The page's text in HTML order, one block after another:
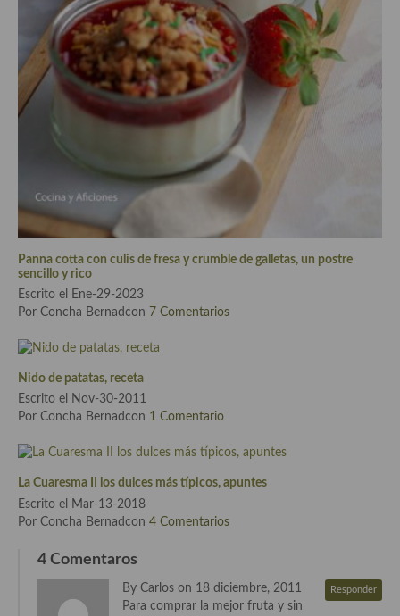
Cocina Murciana
Cocina Navarra
Cocina Riojana
Cocina Valenciana
Cocina Europea
Cocina Alemana
Cocina Austriaca
Cocina Belga
Cocina Britanica
Cocina Bulgara
Cocina Danesa
Cocina de la Republica Checa
Cocina de Ucrania
Cocina Eslovena
Cocina Francesa
Panna cotta con culis de fresa y crumble de galletas, un postre
sencillo y rico
Escrito el Ene-29-2023
Por Concha Bernadcon 7 Comentarios
Nido de patatas, receta
Escrito el Nov-30-2011
Por Concha Bernadcon 1 Comentario
La Cuaresma II los dulces más típicos, apuntes
Escrito el Mar-13-2018
Por Concha Bernadcon 4 Comentarios
4 Comentaros
By Carlos on 18 diciembre, 2011 Responder
Para comprar la mejor fruta y sin